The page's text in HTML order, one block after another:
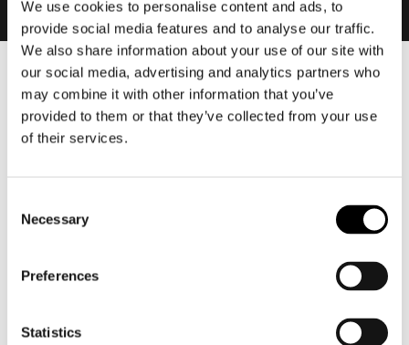
We use cookies to personalise content and ads, to
provide social media features and to analyse our traffic.
We also share information about your use of our site with
our social media, advertising and analytics partners who
may combine it with other information that you’ve
provided to them or that they’ve collected from your use
of their services.
Selection
Necessary
Preferences
Statistics
Motorkleding heren
Motorjas heren
Motorjeans heren
Motorhandschoenen heren